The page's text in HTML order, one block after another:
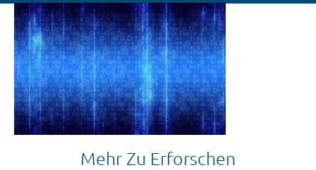
Mehr Zu Erforschen